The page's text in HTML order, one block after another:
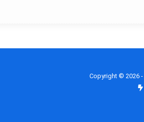
Copyright © 2026 -